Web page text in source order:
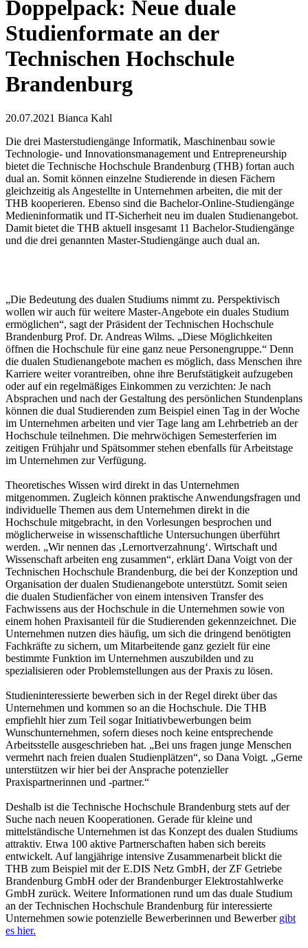
Doppelpack: Neue duale
Studienformate an der
Technischen Hochschule
Brandenburg
20.07.2021 Bianca Kahl
Die drei Masterstudiengänge Informatik, Maschinenbau sowie
Technologie- und Innovationsmanagement und Entrepreneurship
bietet die Technische Hochschule Brandenburg (THB) fortan auch
dual an. Somit können einzelne Studierende in diesen Fächern
gleichzeitig als Angestellte in Unternehmen arbeiten, die mit der
THB kooperieren. Ebenso sind die Bachelor-Online-Studiengänge
Medieninformatik und IT-Sicherheit neu im dualen Studienangebot.
Damit bietet die THB aktuell insgesamt 11 Bachelor-Studiengänge
und die drei genannten Master-Studiengänge auch dual an.
„Die Bedeutung des dualen Studiums nimmt zu. Perspektivisch
wollen wir auch für weitere Master-Angebote ein duales Studium
ermöglichen“, sagt der Präsident der Technischen Hochschule
Brandenburg Prof. Dr. Andreas Wilms. „Diese Möglichkeiten
öffnen die Hochschule für eine ganz neue Personengruppe.“ Denn
die dualen Studienangebote machen es möglich, dass Menschen ihre
Karriere weiter vorantreiben, ohne ihre Berufstätigkeit aufzugeben
oder auf ein regelmäßiges Einkommen zu verzichten: Je nach
Absprachen und nach der Gestaltung des persönlichen Stundenplans
können die dual Studierenden zum Beispiel einen Tag in der Woche
im Unternehmen arbeiten und vier Tage lang am Lehrbetrieb an der
Hochschule teilnehmen. Die mehrwöchigen Semesterferien im
zeitigen Frühjahr und Spätsommer stehen ebenfalls für Arbeitstage
im Unternehmen zur Verfügung.
Theoretisches Wissen wird direkt in das Unternehmen
mitgenommen. Zugleich können praktische Anwendungsfragen und
individuelle Themen aus dem Unternehmen direkt in die
Hochschule mitgebracht, in den Vorlesungen besprochen und
möglicherweise in wissenschaftliche Untersuchungen überführt
werden. „Wir nennen das ‚Lernortverzahnung‘. Wirtschaft und
Wissenschaft arbeiten eng zusammen“, erklärt Dana Voigt von der
Technischen Hochschule Brandenburg, die bei der Konzeption und
Organisation der dualen Studienangebote unterstützt. Somit seien
die dualen Studienfächer von einem intensiven Transfer des
Fachwissens aus der Hochschule in die Unternehmen sowie von
einem hohen Praxisanteil für die Studierenden gekennzeichnet. Die
Unternehmen nutzen dies häufig, um sich die dringend benötigten
Fachkräfte zu sichern, um Mitarbeitende ganz gezielt für eine
bestimmte Funktion im Unternehmen auszubilden und zu
spezialisieren oder Problemstellungen aus der Praxis zu lösen.
Studieninteressierte bewerben sich in der Regel direkt über das
Unternehmen und kommen so an die Hochschule. Die THB
empfiehlt hier zum Teil sogar Initiativbewerbungen beim
Wunschunternehmen, sofern dieses noch keine entsprechende
Arbeitsstelle ausgeschrieben hat. „Bei uns fragen junge Menschen
vermehrt nach freien dualen Studienplätzen“, so Dana Voigt. „Gerne
unterstützen wir hier bei der Ansprache potenzieller
Praxispartnerinnen und -partner.“
Deshalb ist die Technische Hochschule Brandenburg stets auf der
Suche nach neuen Kooperationen. Gerade für kleine und
mittelständische Unternehmen ist das Konzept des dualen Studiums
attraktiv. Etwa 100 aktive Partnerschaften haben sich bereits
entwickelt. Auf langjährige intensive Zusammenarbeit blickt die
THB zum Beispiel mit der E.DIS Netz GmbH, der ZF Getriebe
Brandenburg GmbH oder der Brandenburger Elektrostahlwerke
GmbH zurück. Weitere Informationen rund um das duale Studium
an der Technischen Hochschule Brandenburg für interessierte
Unternehmen sowie potenzielle Bewerberinnen und Bewerber gibt
es hier.